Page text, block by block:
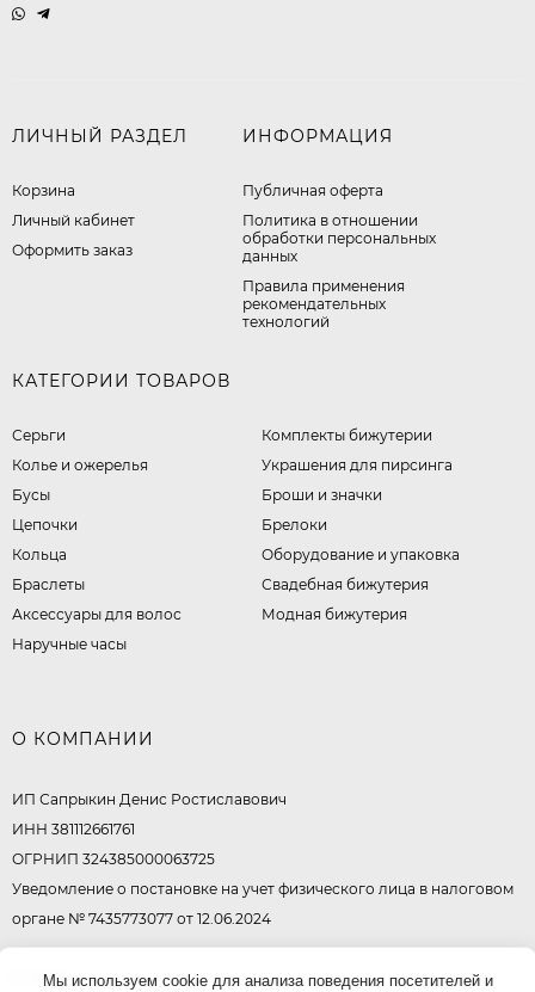
ЛИЧНЫЙ РАЗДЕЛ
Корзина
Личный кабинет
Оформить заказ
ИНФОРМАЦИЯ
Публичная оферта
​Политика в отношении
обработки персональных
данных
Правила применения
рекомендательных
технологий
КАТЕГОРИИ ТОВАРОВ
Серьги
Колье и ожерелья
Бусы
Цепочки
Кольца
Браслеты
Аксессуары для волос
Наручные часы
Комплекты бижутерии
Украшения для пирсинга
Броши и значки
Брелоки
Оборудование и упаковка
Свадебная бижутерия
Модная бижутерия
О КОМПАНИИ
ИП Сапрыкин Денис Ростиславович
ИНН 381112661761
ОГРНИП 324385000063725
Уведомление о постановке на учет физического лица в налоговом
органе № 7435773077 от 12.06.2024
© 2026Мы используем cookie для анализа поведения посетителей и